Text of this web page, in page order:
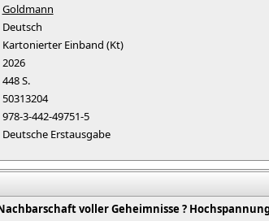
Goldmann
Deutsch
Kartonierter Einband (Kt)
2026
448 S.
50313204
978-3-442-49751-5
Deutsche Erstausgabe
voller Geheimnisse ?